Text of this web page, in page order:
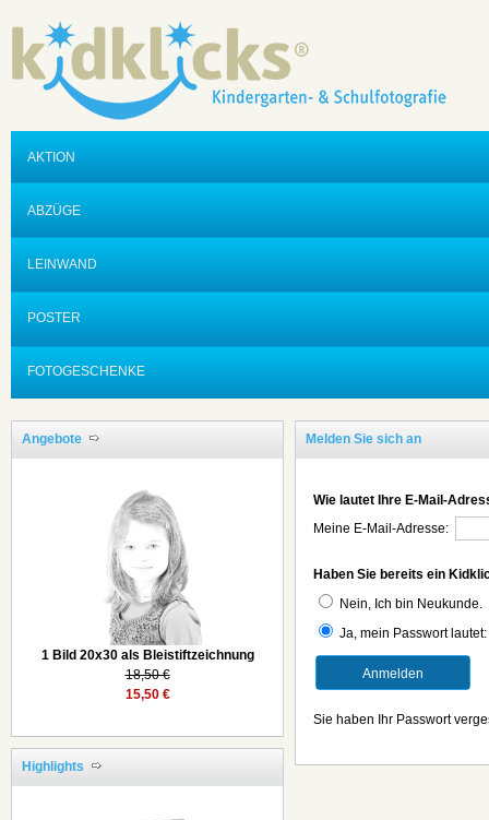
AKTION
ABZÜGE
LEINWAND
POSTER
FOTOGESCHENKE
Angebote
1 Bild 20x30 als Bleistiftzeichnung
18,50 €
15,50 €
Highlights
Melden Sie sich an
Wie lautet Ihre E-Mail-
Meine E-Mail-Adresse:
Haben Sie bereits ein
Nein, Ich bin Neukunde.
Ja, mein Passwort lautet:
Sie haben Ihr Passwort